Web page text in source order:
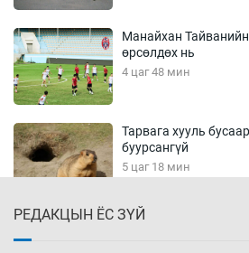
Манайхан
өрсөлдөх нь
4 цаг 48 мин
Тарвага хууль
буурсангүй
5 цаг 18 мин
РЕДАКЦЫН ЁС ЗҮЙ